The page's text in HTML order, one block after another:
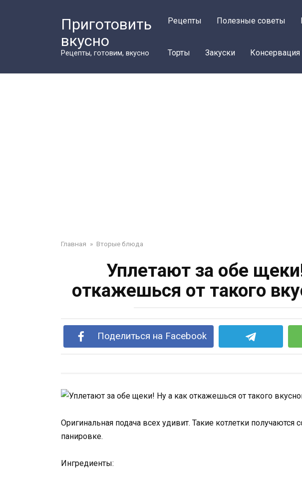
Приготовить
вкусно
Рецепты, готовим, вкусно
Рецепты Полезные советы
Торты Закуски Консервация
Главная » Вторые блюда
Уплетают за обе
откажешься от такого
Поделиться на Facebook
Оригинальная подача всех удивит. Такие котлетки
панировке.
Ингредиенты: